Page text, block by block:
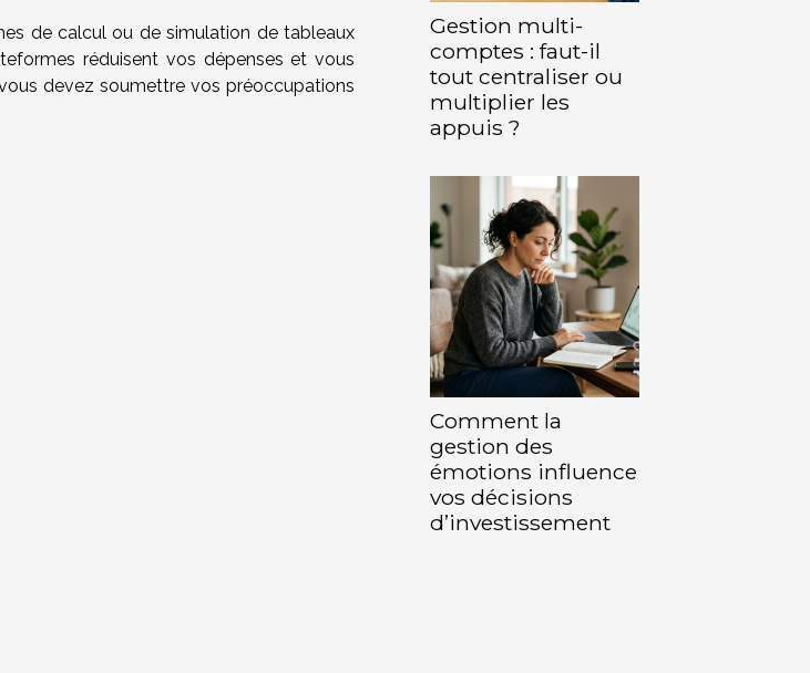
de calcul ou de simulation de tableaux
réduisent vos dépenses et vous
devez soumettre vos préoccupations
Gestion multi-
comptes : faut-il
tout centraliser ou
multiplier les
appuis ?
Comment la
gestion des
émotions influence
vos décisions
d’investissement